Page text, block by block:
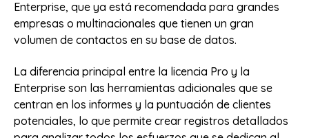
Enterprise, que ya está recomendada para grandes
empresas o multinacionales que tienen un gran
volumen de contactos en su base de datos.
La diferencia principal entre la licencia Pro y la
Enterprise son las herramientas adicionales que se
centran en los informes y la puntuación de clientes
potenciales, lo que permite crear registros detallados